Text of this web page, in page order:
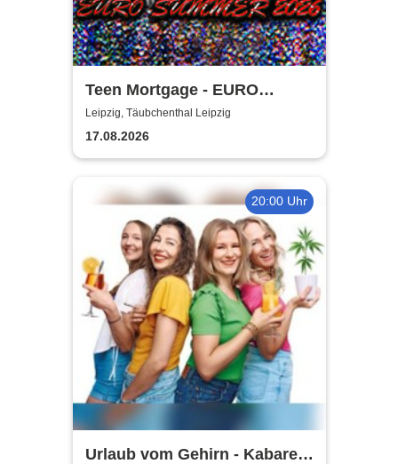
Teen Mortgage - EURO
SUMMER 2026
Leipzig, Täubchenthal Leipzig
17.08.2026
20:00 Uhr
Urlaub vom Gehirn - Kabarett